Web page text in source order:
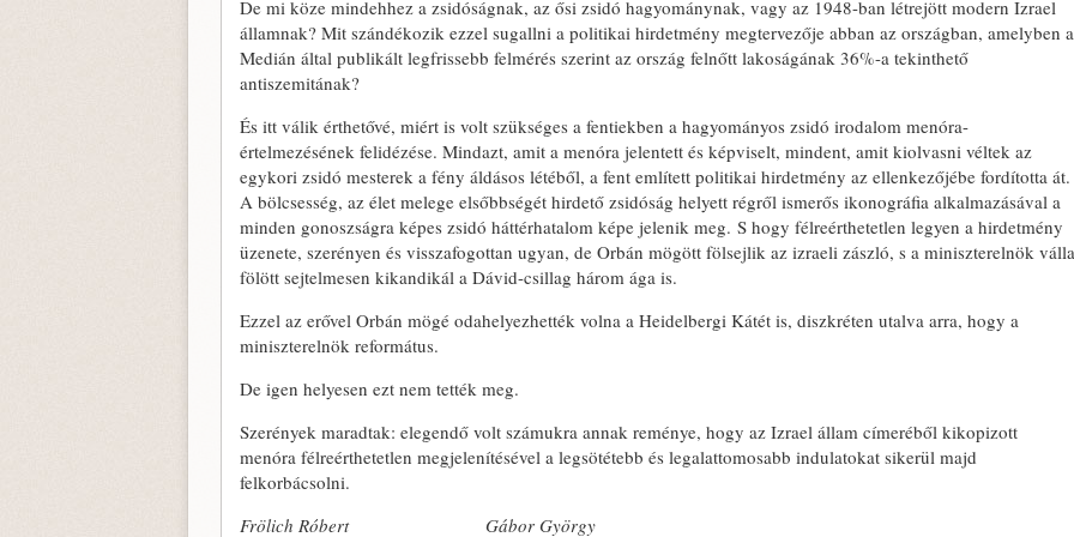
De mi köze mindehhez a zsidóságnak, az ősi zsidó hagyománynak, vagy az 1948-ban létrejött modern Izrael
államnak? Mit szándékozik ezzel sugallni a politikai hirdetmény megtervezője abban az országban, amelyben a
Medián által publikált legfrissebb felmérés szerint az ország felnőtt lakoságának 36%-a tekinthető
antiszemitának?
És itt válik érthetővé, miért is volt szükséges a fentiekben a hagyományos zsidó irodalom menóra-
értelmezésének felidézése. Mindazt, amit a menóra jelentett és képviselt, mindent, amit kiolvasni véltek az
egykori zsidó mesterek a fény áldásos létéből, a fent említett politikai hirdetmény az ellenkezőjébe fordította át.
A bölcsesség, az élet melege elsőbbségét hirdető zsidóság helyett régről ismerős ikonográfia alkalmazásával a
minden gonoszságra képes zsidó háttérhatalom képe jelenik meg. S hogy félreérthetetlen legyen a hirdetmény
üzenete, szerényen és visszafogottan ugyan, de Orbán mögött fölsejlik az izraeli zászló, s a miniszterelnök válla
fölött sejtelmesen kikandikál a Dávid-csillag három ága is.
Ezzel az erővel Orbán mögé odahelyezhették volna a Heidelbergi Kátét is, diszkréten utalva arra, hogy a
miniszterelnök református.
De igen helyesen ezt nem tették meg.
Szerények maradtak: elegendő volt számukra annak reménye, hogy az Izrael állam címeréből kikopizott
menóra félreérthetetlen megjelenítésével a legsötétebb és legalattomosabb indulatokat sikerül majd
felkorbácsolni.
Frölich Róbert
Gábor György